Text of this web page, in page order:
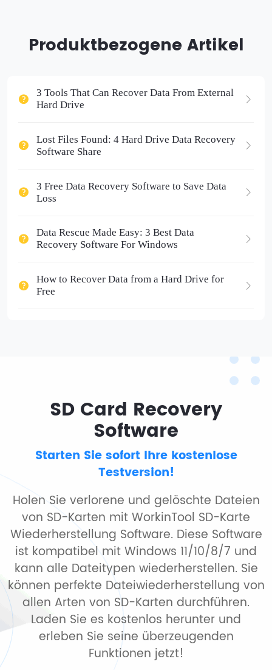
Produktbezogene Artikel
3 Tools That Can Recover Data From External
Hard Drive
Lost Files Found: 4 Hard Drive Data Recovery
Software Share
3 Free Data Recovery Software to Save Data
Loss
Data Rescue Made Easy: 3 Best Data
Recovery Software For Windows
How to Recover Data from a Hard Drive for
Free
SD Card Recovery
Software
Starten Sie sofort Ihre kostenlose
Testversion!
Holen Sie verlorene und gelöschte Dateien
von SD-Karten mit WorkinTool SD-Karte
Wiederherstellung Software. Diese Software
ist kompatibel mit Windows 11/10/8/7 und
kann alle Dateitypen wiederherstellen. Sie
können perfekte Dateiwiederherstellung von
allen Arten von SD-Karten durchführen.
Laden Sie es kostenlos herunter und
erleben Sie seine überzeugenden
Funktionen jetzt!